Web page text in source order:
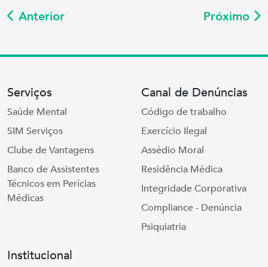
Anterior Próximo
Serviços
Saúde Mental
SIM Serviços
Clube de Vantagens
Banco de Assistentes
Técnicos em Perícias
Médicas
Canal de Denúncias
Código de trabalho
Exercício Ilegal
Assédio Moral
Residência Médica
Integridade Corporativa
Compliance - Denúncia
Psiquiatria
Institucional